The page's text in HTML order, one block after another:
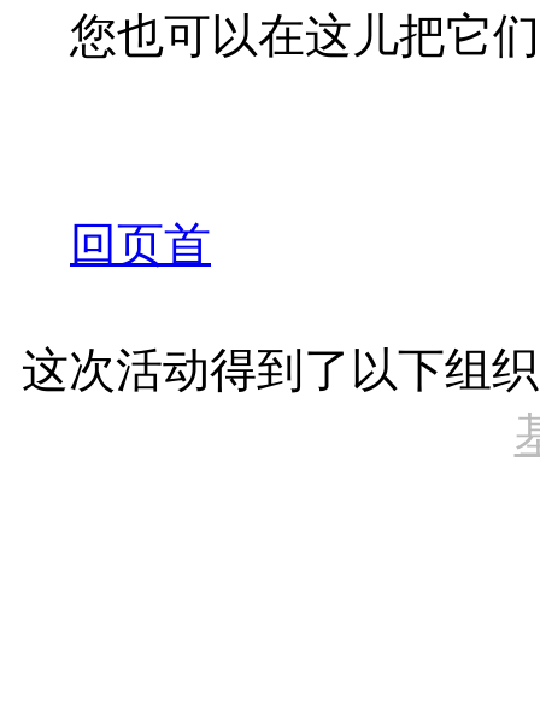
您也可以在这儿把它
回页首
这次活动得到了以下组